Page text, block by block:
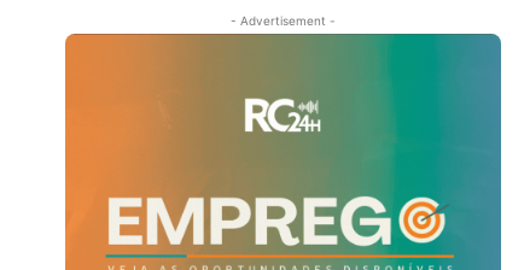
- Advertisement -